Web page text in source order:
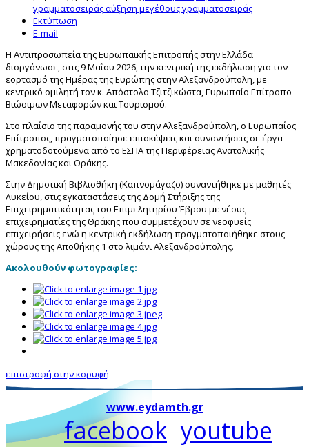
γραμματοσειράςαύξηση μεγέθους γραμματοσειράς
Εκτύπωση
E-mail
Η Αντιπροσωπεία της Ευρωπαϊκής Επιτροπής στην Ελλάδα
διοργάνωσε, στις 9 Μαΐου 2026, την κεντρική της εκδήλωση για τον
εορτασμό της Ημέρας της Ευρώπης στην Αλεξανδρούπολη, με
κεντρικό ομιλητή τον κ. Απόστολο Τζιτζικώστα, Ευρωπαίο Επίτροπο
Βιώσιμων Μεταφορών και Τουρισμού.
Στο πλαίσιο της παραμονής του στην Αλεξανδρούπολη, ο Ευρωπαίος
Επίτροπος, πραγματοποίησε επισκέψεις και συναντήσεις σε έργα
χρηματοδοτούμενα από το ΕΣΠΑ της Περιφέρειας Ανατολικής
Μακεδονίας και Θράκης.
Στην Δημοτική Βιβλιοθήκη (Καπνομάγαζο) συναντήθηκε με μαθητές
Λυκείου, στις εγκαταστάσεις της Δομή Στήριξης της
Επιχειρηματικότητας του Επιμελητηρίου Έβρου με νέους
επιχειρηματίες της Θράκης που συμμετέχουν σε νεοφυείς
επιχειρήσεις ενώ η κεντρική εκδήλωση πραγματοποιήθηκε στους
χώρους της Αποθήκης 1 στο λιμάνι Αλεξανδρούπολης.
Ακολουθούν φωτογραφίες:
επιστροφή στην κορυφή
www.eydamth.gr
facebook youtube